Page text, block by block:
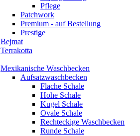
Pflege
Patchwork
Premium - auf Bestellung
Prestige
Bejmat
Terrakotta
Mexikanische Waschbecken
Aufsatzwaschbecken
Flache Schale
Hohe Schale
Kugel Schale
Ovale Schale
Rechteckige Waschbecken
Runde Schale